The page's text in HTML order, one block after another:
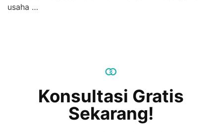
usaha …
Konsultasi Gratis
Sekarang!